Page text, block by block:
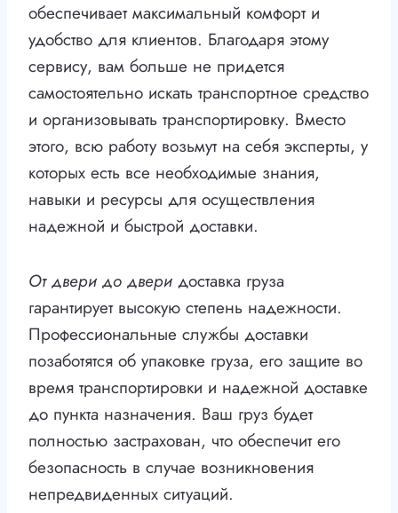
обеспечивает максимальный комфорт и
удобство для клиентов. Благодаря этому
сервису, вам больше не придется
самостоятельно искать транспортное средство
и организовывать транспортировку. Вместо
этого, всю работу возьмут на себя эксперты, у
которых есть все необходимые знания,
навыки и ресурсы для осуществления
надежной и быстрой доставки.
От двери до двери доставка груза
гарантирует высокую степень надежности.
Профессиональные службы доставки
позаботятся об упаковке груза, его защите во
время транспортировки и надежной доставке
до пункта назначения. Ваш груз будет
полностью застрахован, что обеспечит его
безопасность в случае возникновения
непредвиденных ситуаций.